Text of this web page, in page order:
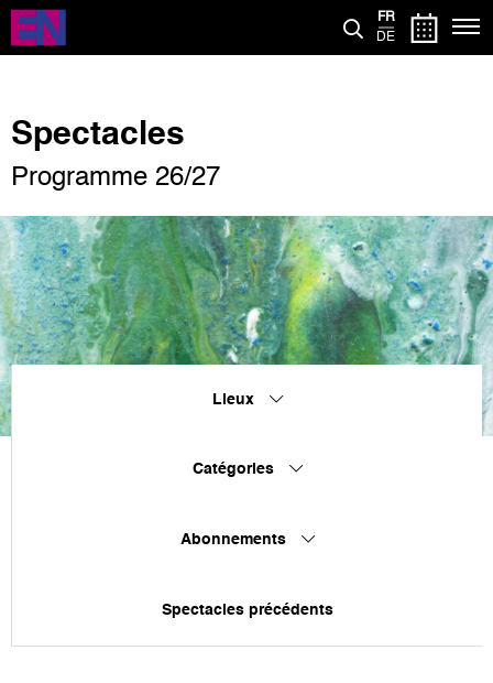
Aller
contenu
FR
DE
Spectacles
Programme 26/27
Lieux
Catégories
Abonnements
Spectacles précédents